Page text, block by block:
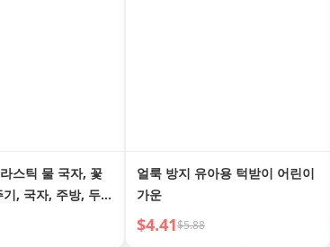
스틱 물 국자, 꽃
, 국자, 주방, 두꺼
자, 어린이 아기
얼룩 방지 유아용 턱받이 어린이
가운
$4.41$5.88